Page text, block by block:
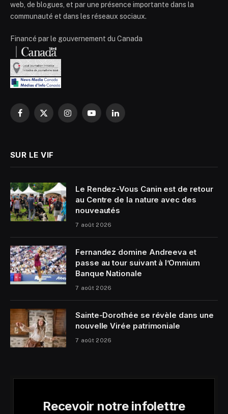
web, de blogues, et par une présence importante dans la
communauté et dans les réseaux sociaux.
Financé par le gouvernement du Canada
Facebook
X
InstagramYouTubeLinkedIn
SUR LE VIF
Le Rendez-Vous Canin est de retour
au Centre de la nature avec des
nouveautés
7 août 2026
Fernandez domine Andreeva et
passe au tour suivant à l’Omnium
Banque Nationale
7 août 2026
Sainte-Dorothée se révèle dans une
nouvelle Virée patrimoniale
7 août 2026
Recevoir notre infolettre